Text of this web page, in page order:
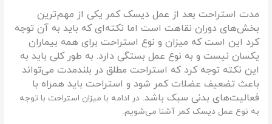
مدت استراحت بعد از عمل دیسک کمر یکی از مهم‌ترین
بخش‌های دوران نقاهت است اما نکته‌ای که باید به آن توجه
کرد این است که میزان و نوع استراحت برای همه بیماران
یکسان نیست و به نوع عمل بستگی دارد. به طور کلی باید به
این نکته توجه کرد که استراحت مطلق در بلندمدت می‌تواند
باعث تضعیف عضلات کمر شود و استراحت باید همراه با
فعالیت‌های بدنی سبک باشد.در ادامه با میزان استراحت با توجه
به نوع عمل دیسک کمر آشنا می‌شویم.